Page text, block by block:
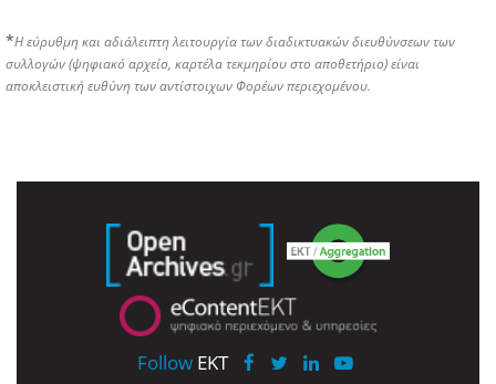
*Η εύρυθμη και αδιάλειπτη λειτουργία των διαδικτυακών διευθύνσεων των
συλλογών (ψηφιακό αρχείο, καρτέλα τεκμηρίου στο αποθετήριο) είναι
αποκλειστική ευθύνη των αντίστοιχων Φορέων περιεχομένου.
Follow EKT